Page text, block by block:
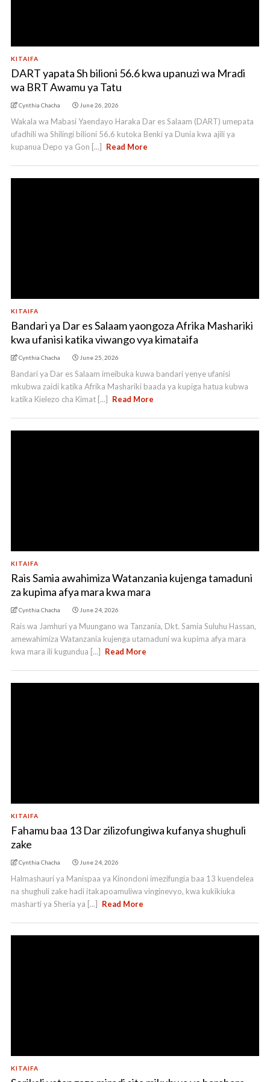
KITAIFA
DART yapata Sh bilioni 56.6 kwa upanuzi wa Mradi
wa BRT Awamu ya Tatu
Cynthia Chacha June 26, 2026
Wakala wa Mabasi Yaendayo Haraka Dar es Salaam (DART) umepata
ufadhili wa Shilingi bilioni 56.6 kutoka Benki ya Dunia kwa ajili ya
kupanua Depo ya Gon [...]
Read More
KITAIFA
Bandari ya Dar es Salaam yaongoza Afrika Mashariki
kwa ufanisi katika viwango vya kimataifa
Cynthia Chacha June 25, 2026
Bandari ya Dar es Salaam imeibuka kuwa bandari yenye ufanisi
mkubwa zaidi katika Afrika Mashariki baada ya kupiga hatua kubwa
katika Kielezo cha Kimat [...]
Read More
KITAIFA
Rais Samia awahimiza Watanzania kujenga tamaduni
za kupima afya mara kwa mara
Cynthia Chacha June 24, 2026
Rais wa Jamhuri ya Muungano wa Tanzania, Dkt. Samia Suluhu Hassan,
amewahimiza Watanzania kujenga utamaduni wa kupima afya mara
kwa mara ili kugundua [...]
Read More
KITAIFA
Fahamu baa 13 Dar zilizofungiwa kufanya shughuli
zake
Cynthia Chacha June 24, 2026
Halmashauri ya Manispaa ya Kinondoni imezifungia baa 13 kuendelea
na shughuli zake hadi itakapoamuliwa vinginevyo, kwa kukikiuka
masharti ya Sheria ya [...]
Read More
KITAIFA